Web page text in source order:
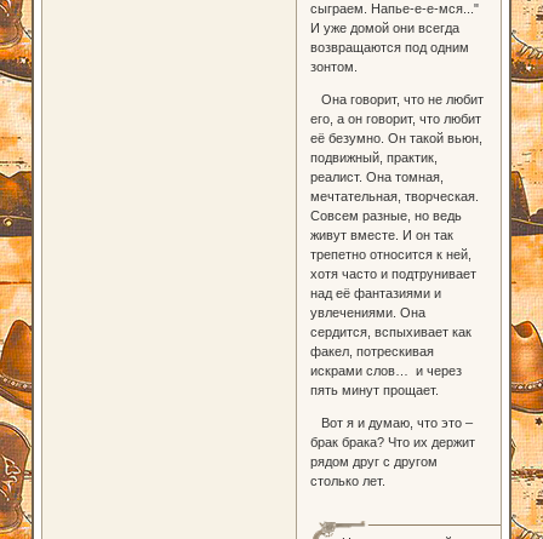
сыграем. Напье-е-е-мся..."
И уже домой они всегда
возвращаются под одним
зонтом.
Она говорит, что не любит
его, а он говорит, что любит
её безумно. Он такой вьюн,
подвижный, практик,
реалист. Она томная,
мечтательная, творческая.
Совсем разные, но ведь
живут вместе. И он так
трепетно относится к ней,
хотя часто и подтрунивает
над её фантазиями и
увлечениями. Она
сердится, вспыхивает как
факел, потрескивая
искрами слов… и через
пять минут прощает.
Вот я и думаю, что это –
брак брака? Что их держит
рядом друг с другом
столько лет.